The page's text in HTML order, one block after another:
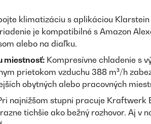
klimatizáciu s aplikáciou Klarstein
je kompatibilné s Amazon
alebo na diaľku.
miestnosť: Kompresívne chladenie s
prietokom vzduchu 388 m³/h
obytných alebo pracovných
najnižšom stupni pracuje Kraftwerk
tichšie ako bežný rozhovor. Aj v